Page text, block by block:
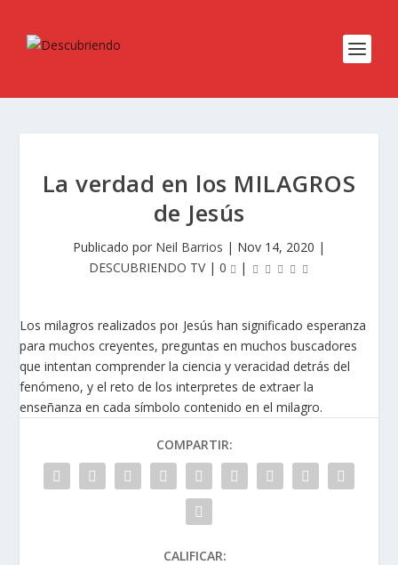
La verdad en los MILAGROS
de Jesús
Publicado por Neil Barrios | Nov 14, 2020 |
DESCUBRIENDO TV| 0 |
Los milagros realizados por Jesús han significado esperanza
para muchos creyentes, preguntas en muchos buscadores
que intentan comprender la ciencia y veracidad detrás del
fenómeno, y el reto de los interpretes de extraer la
enseñanza en cada símbolo contenido en el milagro.
COMPARTIR:
CALIFICAR: